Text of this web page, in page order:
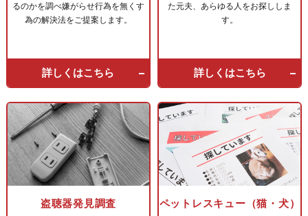
るのかを調べ嫌がら​せ行為を無くす
為の解決法をご提案します。
詳しくはこちら
た元夫、 あらゆる人をお探ししま
す。
詳しくはこちら
盗聴器発見調査 ペットレスキュー（猫・犬）